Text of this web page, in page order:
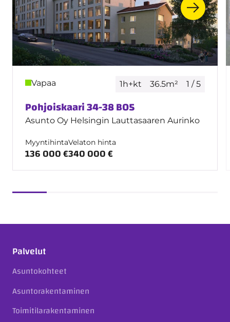
Vapaa 1h+kt 36.5m² 1 / 5
Pohjoiskaari 34-38 B05
Asunto Oy Helsingin Lauttasaaren Aurinko
Myyntihinta
136 000 €
Velaton hinta
340 000 €
Palvelut
Asuntokohteet
Asuntorakentaminen
Toimitilarakentaminen